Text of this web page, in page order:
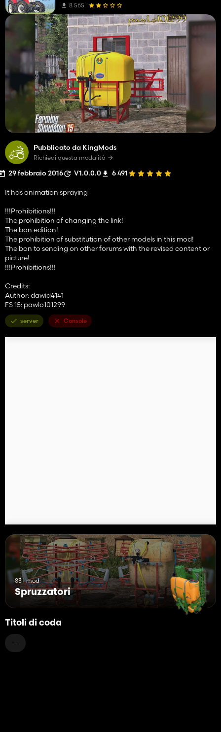
Pubblicato da KingMods
Richiedi questa modalità
29 febbraio 2016 V1.0.0.0 6 491
It has animation spraying
!!!Prohibitions!!!
The prohibition of changing the link!
The ban edition!
The prohibition of substitution of other models in this mod!
The ban to sending on other forums with the revised content or
picture!
!!!Prohibitions!!!
Credits:
Author: dawid4141
FS 15: pawlo101299
server Console
83 i mod
Spruzzatori
Titoli di coda
--
8 565